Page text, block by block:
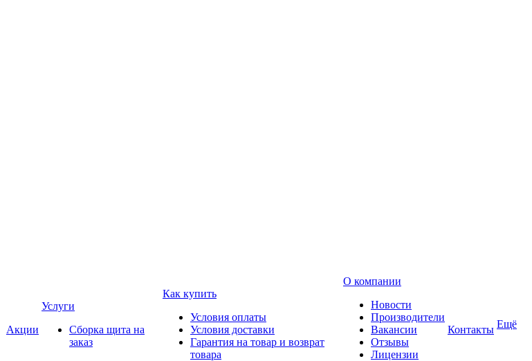
Акции
Услуги
Сборка щита на
заказ
Как купить
Условия оплаты
Условия доставки
Гарантия на товар и возврат
товара
О компании
Новости
Производители
Вакансии
Отзывы
Лицензии
Контакты Ещё